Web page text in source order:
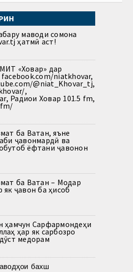
маводи сомона
ҳатмӣ аст!
«Ховар» дар
niatkhovar,
@niat_Khovar_tj,
,
Радиои Ховар 101.5 fm,
ба Ватан, яъне
ҷавонмардӣ ва
ёфтани ҷавонон
ба Ватан – Модар
як ҷавон ба ҳисоб
ҳамчун Сарфармондеҳи
ҳар як сарбозро
медорам
бахш